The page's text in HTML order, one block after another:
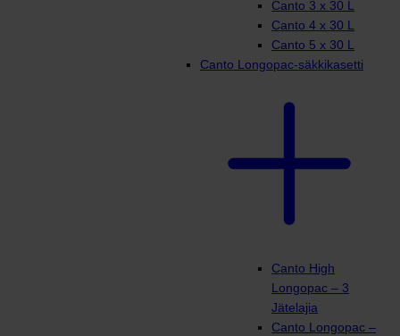
Canto 3 x 30 L
Canto 4 x 30 L
Canto 5 x 30 L
Canto Longopac-säkkikasetti
Canto High
Longopac – 3
Jätelajia
Canto Longopac –